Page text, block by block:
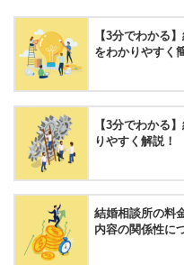
【3分でわかる
をわかりやすく
【3分でわかる
りやすく解説！
結婚相談所の料
内容の関係性に